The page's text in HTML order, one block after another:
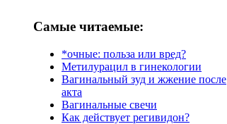
Самые читаемые:
*очные: польза или вред?
Метилурацил в гинекологии
Вагинальный зуд и жжение после
акта
Вагинальные свечи
Как действует регивидон?